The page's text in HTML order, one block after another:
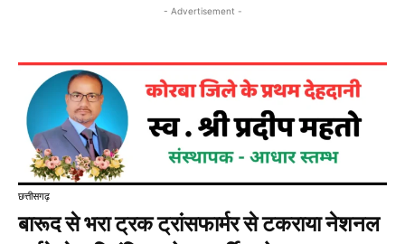
- Advertisement -